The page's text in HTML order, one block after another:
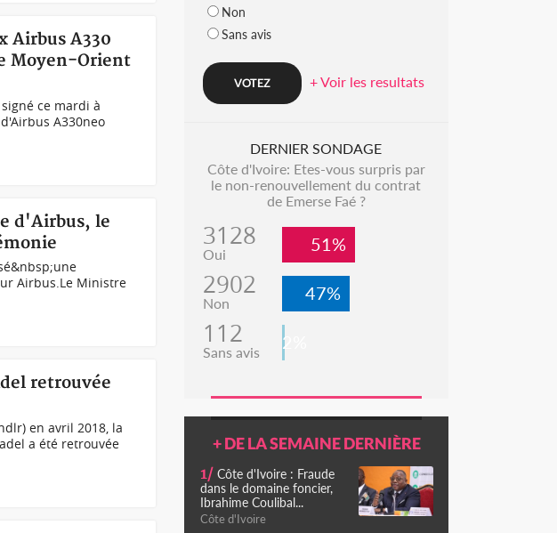
Airbus A330
Moyen-Orient
ce mardi à
A330neo
d'Airbus, le
Airbus.Le Ministre
retrouvée
en avril 2018, la
a été retrouvée
Non
Sans avis
+ Voir les resultats
DERNIER SONDAGE
Côte d'Ivoire: Etes-vous surpris par
le non-renouvellement du contrat
de Emerse Faé ?
3128
Oui 51%
2902
Non 47%
112
Sans avis 2%
+ DE LA SEMAINE DERNIÈRE
1/ Côte d'Ivoire : Fraude
dans le domaine foncier,
Ibrahime Coulibal...
Côte d'Ivoire